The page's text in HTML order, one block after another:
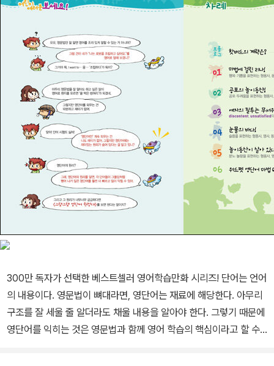
300만 독자가 선택한 베스트셀러 영어학습만화 시리즈! 단어는 언어
의 내용이다. 영문법이 뼈대라면, 영단어는 재료에 해당한다. 아무리
구조를 잘 세울 줄 알더라도 채울 내용을 알아야 한다. 그렇기 때문에
영단어를 익히는 것은 영문법과 함께 영어 학습의 핵심이라고 할 수